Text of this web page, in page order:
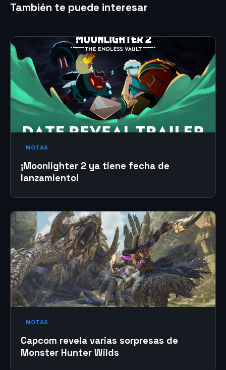
También te puede interesar
NOTAS
¡Moonlighter 2 ya tiene fecha de
lanzamiento!
NOTAS
Capcom revela varias sorpresas de
Monster Hunter Wilds